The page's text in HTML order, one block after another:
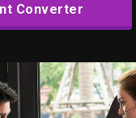
Converter